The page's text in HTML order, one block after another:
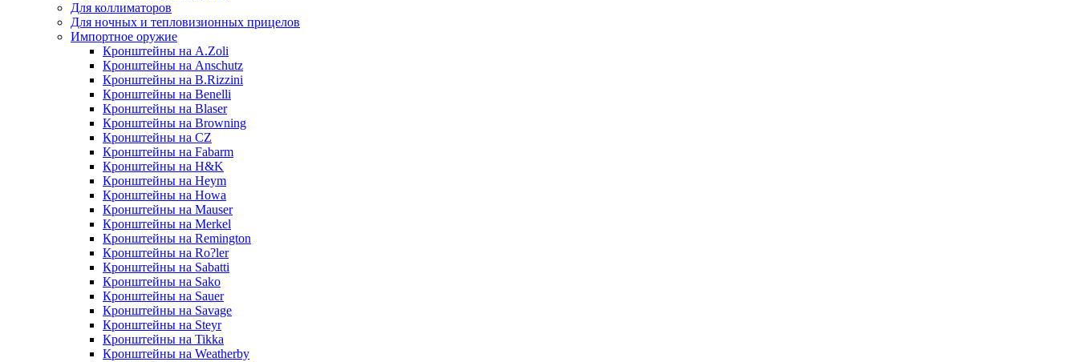
Для коллиматоров
Для ночных и тепловизионных прицелов
Импортное оружие
Кронштейны на A.Zoli
Кронштейны на Anschutz
Кронштейны на B.Rizzini
Кронштейны на Benelli
Кронштейны на Blaser
Кронштейны на Browning
Кронштейны на CZ
Кронштейны на Fabarm
Кронштейны на H&K
Кронштейны на Heym
Кронштейны на Howa
Кронштейны на Mauser
Кронштейны на Merkel
Кронштейны на Remington
Кронштейны на Ro?ler
Кронштейны на Sabatti
Кронштейны на Sako
Кронштейны на Sauer
Кронштейны на Savage
Кронштейны на Steyr
Кронштейны на Tikka
Кронштейны на Weatherby